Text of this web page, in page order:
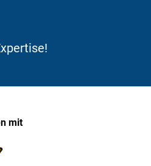
mit